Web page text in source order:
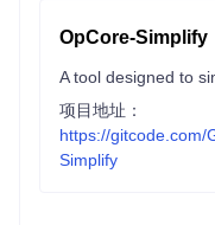
OpCore-Simplify
项目地址：
https://gitcode.com/
Simplify